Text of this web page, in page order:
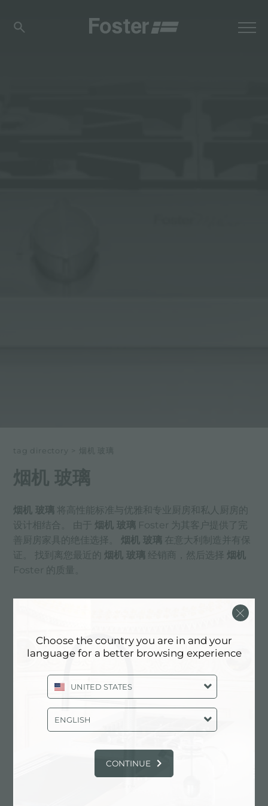
tag directory > 烟机 玻璃
烟机 玻璃
烟机 玻璃 将高性能标准与优雅和专业厨房和私人厨房的
设计相结合。 由于 烟机 玻璃 Foster 为其客户提供了完
善厨房家具的绝佳选择。 烟机 玻璃 在意大利制造并有保
证。 找到离您最近的 烟机 玻璃 经销商，然后选择 烟机
Foster 的质量。
Choose the country you are in and your
language for a better browsing experience
UNITED STATES
ENGLISH
CONTINUE